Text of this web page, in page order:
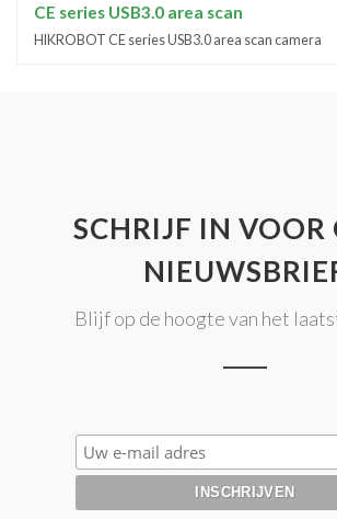
CE series USB3.0 area scan
HIKROBOT CE series USB3.0 area scan camera
SCHRIJF IN VOOR
Blijf op de hoogte van het